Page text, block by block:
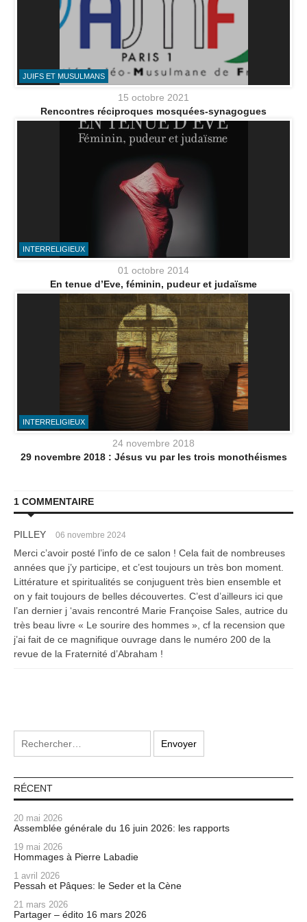
JUIFS ET MUSULMANS
15 octobre 2021
Rencontres réciproques mosquées-synagogues
INTERRELIGIEUX
01 octobre 2014
En tenue d’Eve, féminin, pudeur et judaïsme
INTERRELIGIEUX
24 novembre 2018
29 novembre 2018 : Jésus vu par les trois monothéismes
1 COMMENTAIRE
PILLEY 06 novembre 2024
Merci c’avoir posté l’info de ce salon ! Cela fait de nombreuses
années que j’y participe, et c’est toujours un très bon moment.
Littérature et spiritualités se conjuguent très bien ensemble et
on y fait toujours de belles découvertes. C’est d’ailleurs ici que
l’an dernier j ‘avais rencontré Marie Françoise Sales, autrice du
très beau livre « Le sourire des hommes », cf la recension que
j’ai fait de ce magnifique ouvrage dans le numéro 200 de la
revue de la Fraternité d’Abraham !
RÉCENT
20 mai 2026
Assemblée générale du 16 juin 2026: les rapports
19 mai 2026
Hommages à Pierre Labadie
1 avril 2026
Pessah et Pâques: le Seder et la Cène
21 mars 2026
Partager – édito 16 mars 2026